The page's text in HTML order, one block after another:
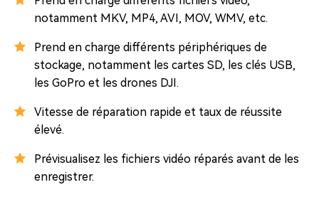
notamment MKV, MP4, AVI, MOV, WMV, etc.
Prend en charge différents périphériques de
stockage, notamment les cartes SD, les clés USB,
les GoPro et les drones DJI.
Vitesse de réparation rapide et taux de réussite
élevé.
Prévisualisez les fichiers vidéo réparés avant de les
enregistrer.